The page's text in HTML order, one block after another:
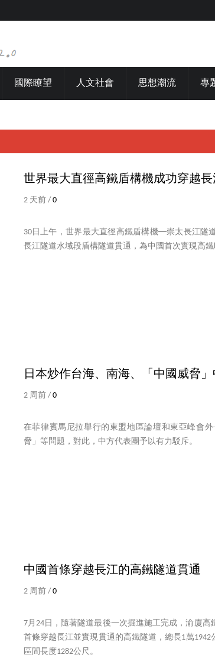
國際瞭望 人文社會 思想潮流 專
世界最大直徑高鐵盾構機成功穿越長
2 天前 / 0
30日上午，世界最大直徑高鐵盾構機──崇太長江隧
長江隧道水域段盾構隧道貫通，為中國首次實現高
日本炒作台海、南海、「中國威脅
2 周前 / 0
在菲律賓馬尼拉舉行的東盟地區論壇和東亞峰會
脅」等問題，對此，中方代表團予以有力駁斥。
中國首條穿越長江的高鐵隧道貫通
2 周前 /0
7月24日，隨著隧道最後一次掘進施工完成，渝廈
首條穿越長江並實現貫通的高鐵隧道，總長1萬
區間長度1282公尺。